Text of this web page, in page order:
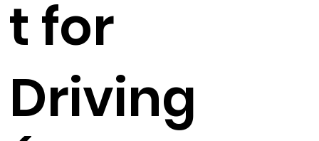
t for
Driving